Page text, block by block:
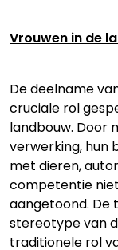
Vrouwen in de
De deelname
cruciale rol
landbouw. Door
verwerking, hun
met dieren,
competentie
aangetoond. De
stereotype van
traditionele rol